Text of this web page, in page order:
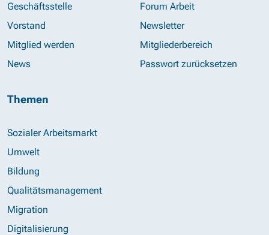
Geschäftsstelle
Vorstand
Mitglied werden
News
Forum Arbeit
Newsletter
Mitgliederbereich
Passwort zurücksetzen
Themen
Sozialer Arbeitsmarkt
Umwelt
Bildung
Qualitätsmanagement
Migration
Digitalisierung